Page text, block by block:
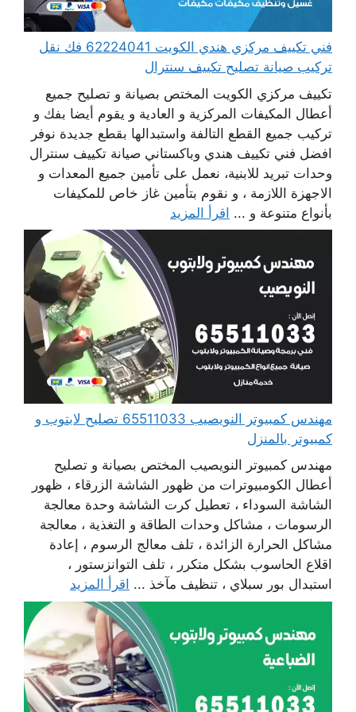
فني تكييف مركزي هندي الكويت 62224041 فك نقل
تركيب صيانة تصليح تكييف سنترال
تكييف مركزي الكويت المختص بصيانة و تصليح جميع
أعطال المكيفات المركزية و العادية و يقوم أيضا بفك و
تركيب جميع القطع التالفة واستبدالها بقطع جديدة نوفر
افضل فني تكييف هندي وباكستاني صيانة تكييف سنترال
وحدات تبريد للابنية، نعمل على تأمين جميع المعدات و
الاجهزة اللازمة ، و نقوم بتأمين غاز خاص للمكيفات
بأنواع متنوعة و ... اقرأ المزيد
مهندس كمبيوتر النويصيب 65511033 تصليح لابتوب و
كمبيوتر بالمنزل
مهندس كمبيوتر النويصيب المختص بصيانة و تصليح
أعطال الكومبيوترات من ظهور الشاشة الزرقاء ، ظهور
الشاشة السوداء ، تعطيل كرت الشاشة وحدة معالجة
الرسومات ، مشاكل وحدات الطاقة و التغذية ، معالجة
مشاكل الحرارة الزائدة ، تلف معالج الرسوم ، إعادة
اقلاع الحاسوب بشكل متكرر ، تلف التوانزستور ،
استبدال بور سبلاي ، تنظيف مآخذ ... اقرأ المزيد